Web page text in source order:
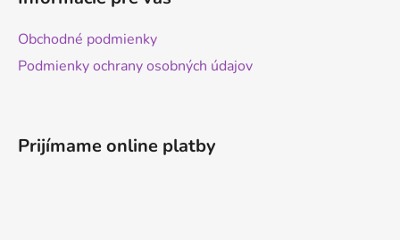
Obchodné podmienky
Podmienky ochrany osobných údajov
Prijímame online platby